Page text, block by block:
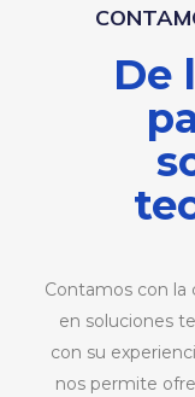
De
Contamos con la
en soluciones
con su
nos permite